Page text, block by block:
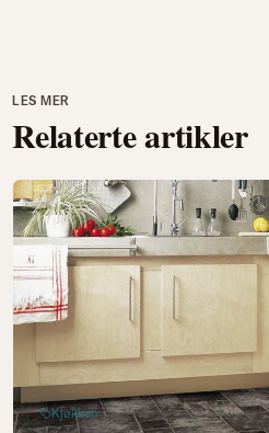
LES MER
Relaterte artikler
Kjøkken